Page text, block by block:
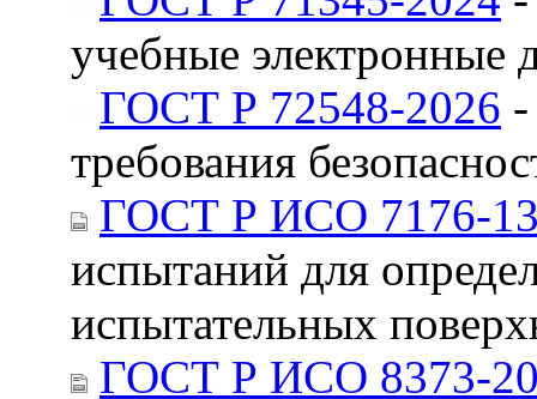
учебные электронные
ГОСТ Р 72548-2026
требования
ГОСТ Р ИСО 7176-
испытаний для
испытательных
ГОСТ Р ИСО 8373-